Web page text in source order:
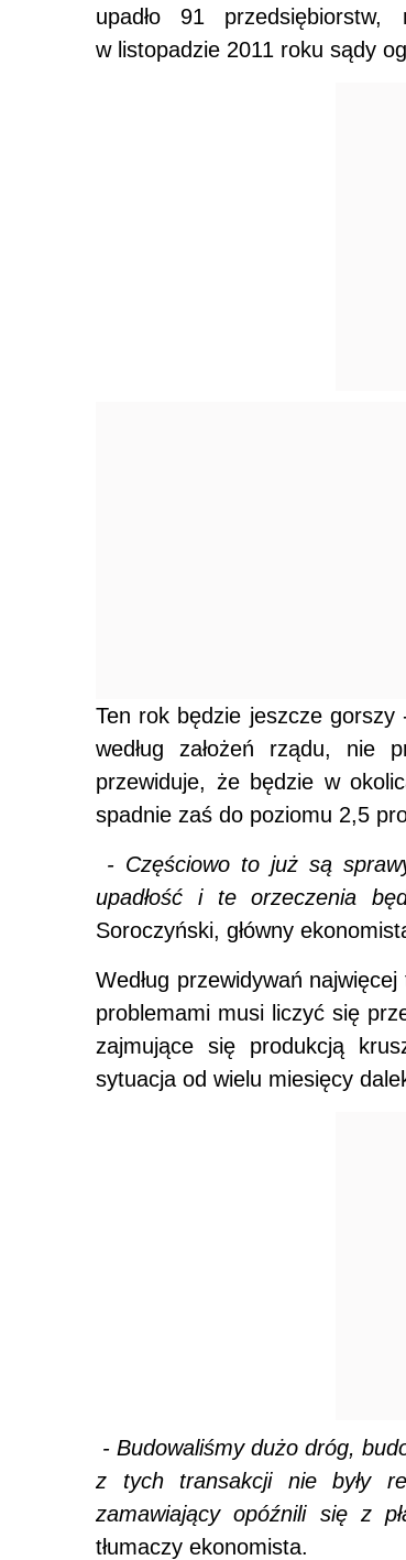
upadło 91 przedsiębiorstw,
w listopadzie 2011 roku sądy
Ten rok będzie jeszcze gorszy
według założeń rządu, nie
przewiduje, że będzie w
spadnie zaś do poziomu 2,5
- Częściowo to już są
upadłość i te orzeczenia
Soroczyński, główny
Według przewidywań
problemami musi liczyć się
zajmujące się produkcją
sytuacja od wielu miesięcy
- Budowaliśmy dużo dróg,
z tych transakcji nie były
zamawiający opóźnili się z
tłumaczy ekonomista.